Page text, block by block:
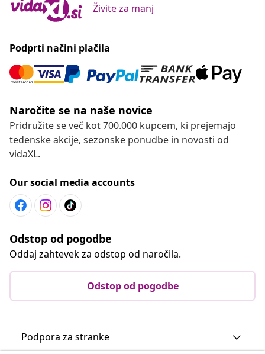
Živite za manj
Podprti načini plačila
Naročite se na naše novice
Pridružite se več kot 700.000 kupcem, ki prejemajo
tedenske akcije, sezonske ponudbe in novosti od
vidaXL.
Our social media accounts
Odstop od pogodbe
Oddaj zahtevek za odstop od naročila.
Odstop od pogodbe
Podpora za stranke